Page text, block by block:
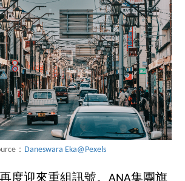
： Daneswara Eka@Pexels
度迎來重組訊號。ANA集團旗